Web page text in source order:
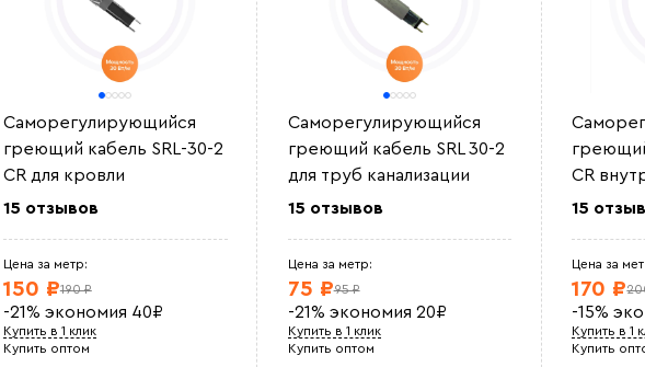
Саморегулирующийся
греющий кабель SRL-30-2
CR для кровли
15 отзывов
Цена за метр:
190 ₽
150 ₽
-21% экономия 40₽
Купить в 1 клик
Купить оптом
Саморегулирующийся
греющий кабель SRL 30-2
для труб канализации
15 отзывов
Цена за метр:
95 ₽
75 ₽
-21% экономия 20₽
Купить в 1 клик
Купить оптом
греющий
CR
15
Цена за
170 ₽
-15%
Купить в 1
Купить